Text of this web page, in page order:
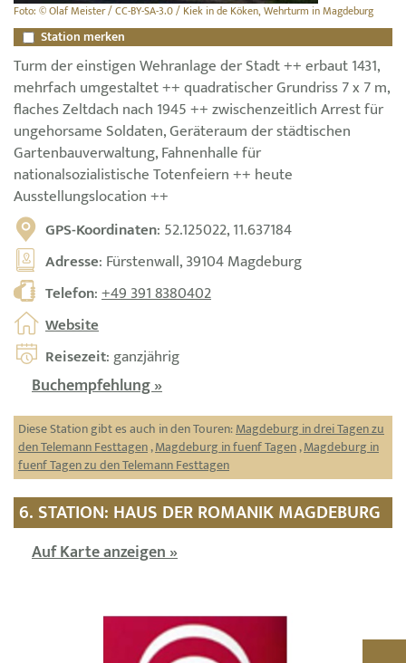
Foto: © Olaf Meister / CC-BY-SA-3.0 / Kiek in de Köken, Wehrturm in Magdeburg
Station merken
Turm der einstigen Wehranlage der Stadt ++ erbaut 1431,
mehrfach umgestaltet ++ quadratischer Grundriss 7 x 7 m,
flaches Zeltdach nach 1945 ++ zwischenzeitlich Arrest für
ungehorsame Soldaten, Geräteraum der städtischen
Gartenbauverwaltung, Fahnenhalle für
nationalsozialistische Totenfeiern ++ heute
Ausstellungslocation ++
GPS-Koordinaten: 52.125022, 11.637184
Adresse: Fürstenwall, 39104 Magdeburg
Telefon:+49 391 8380402
Website
Reisezeit: ganzjährig
Buchempfehlung »
Diese Station gibt es auch in den Touren:Magdeburg in drei Tagen zu
den Telemann Festtagen,Magdeburg in fuenf Tagen,Magdeburg in
fuenf Tagen zu den Telemann Festtagen
6. STATION: HAUS DER ROMANIK MAGDEBURG
Auf Karte anzeigen »